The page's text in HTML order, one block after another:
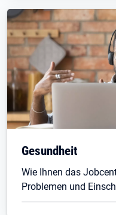
Gesundheit
Wie Ihnen das
Problemen und